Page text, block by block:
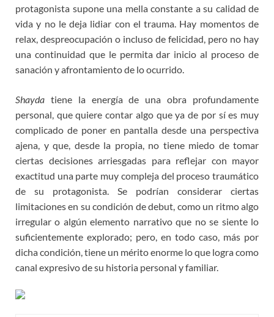
protagonista supone una mella constante a su calidad de
vida y no le deja lidiar con el trauma. Hay momentos de
relax, despreocupación o incluso de felicidad, pero no hay
una continuidad que le permita dar inicio al proceso de
sanación y afrontamiento de lo ocurrido.
Shayda tiene la energía de una obra profundamente
personal, que quiere contar algo que ya de por sí es muy
complicado de poner en pantalla desde una perspectiva
ajena, y que, desde la propia, no tiene miedo de tomar
ciertas decisiones arriesgadas para reflejar con mayor
exactitud una parte muy compleja del proceso traumático
de su protagonista. Se podrían considerar ciertas
limitaciones en su condición de debut, como un ritmo algo
irregular o algún elemento narrativo que no se siente lo
suficientemente explorado; pero, en todo caso, más por
dicha condición, tiene un mérito enorme lo que logra como
canal expresivo de su historia personal y familiar.